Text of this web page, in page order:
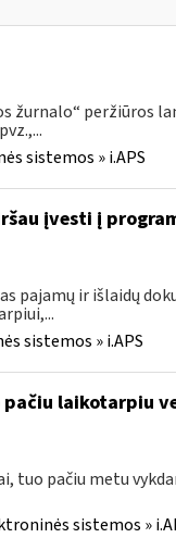
žurnalo“ peržiūros
sistemos » i.APS
įvesti į
pajamų ir išlaidų
sistemos » i.APS
laikotarpiu
tuo pačiu metu
sistemos »